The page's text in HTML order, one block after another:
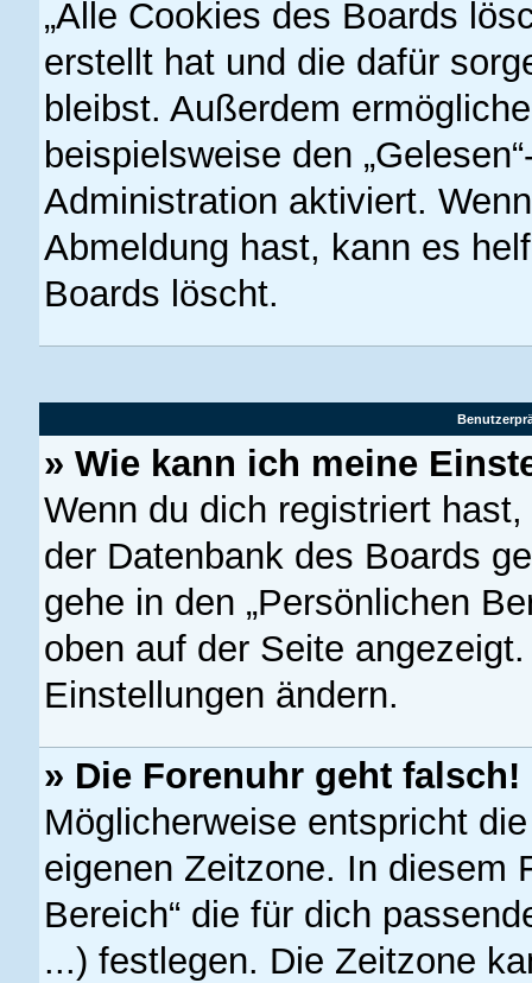
„Alle Cookies des Boards
erstellt hat und die dafür
bleibst. Außerdem
beispielsweise den
Administration aktiviert.
Abmeldung hast, kann es
Boards löscht.
» Wie kann ich meine
Wenn du dich registriert
der Datenbank des Boards
gehe in den „Persönlichen
oben auf der Seite
Einstellungen ändern.
» Die Forenuhr geht falsch!
Möglicherweise entspricht
eigenen Zeitzone. In diesem
Bereich“ die für dich
...) festlegen. Die Zeitzone